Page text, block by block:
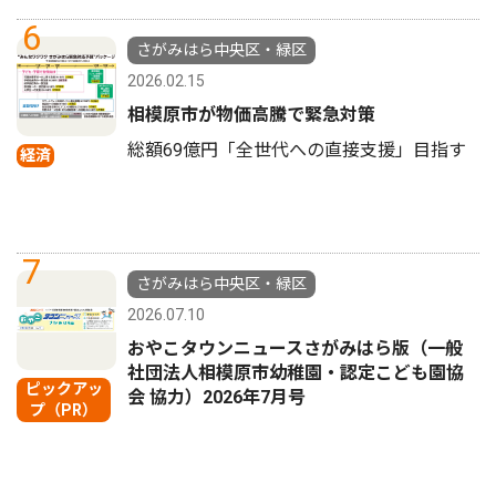
6
経済
さがみはら中央区・緑区
2026.02.15
相模原市が物価高騰で緊急対策
総額69億円「全世代への直接支援」目指す
7
ピックアッ
プ（PR）
さがみはら中央区・緑区
2026.07.10
おやこタウンニュースさがみはら版（一般
社団法人相模原市幼稚園・認定こども園協
会 協力）2026年7月号